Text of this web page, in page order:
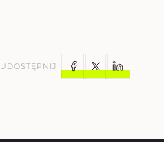
UDOSTĘPNIJ